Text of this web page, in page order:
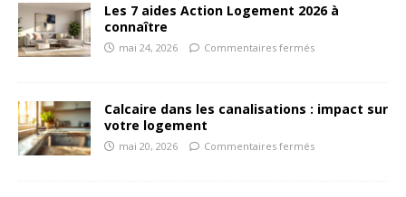
Les 7 aides Action Logement 2026 à
connaître
mai 24, 2026 Commentaires fermés
Calcaire dans les canalisations : impact sur
votre logement
mai 20, 2026 Commentaires fermés